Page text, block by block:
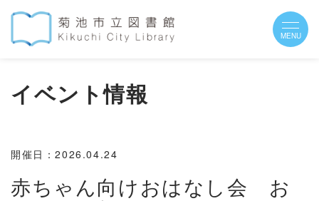
イベント情報
開催日：2026.04.24
赤ちゃん向けおはなし会 お